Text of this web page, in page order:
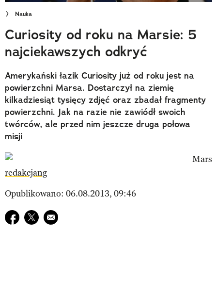
Wielki Konkurs Fotograficzny
Trendbook Podróżniczy
Polecane
Nauka
Curiosity od roku na Marsie: 5
najciekawszych odkryć
Amerykański łazik Curiosity już od roku jest na
powierzchni Marsa. Dostarczył na ziemię
kilkadziesiąt tysięcy zdjęć oraz zbadał fragmenty
powierzchni. Jak na razie nie zawiódł swoich
twórców, ale przed nim jeszcze druga połowa
misji
redakcjang
Opublikowano: 06.08.2013, 09:46
Udostępnij na facebook
Udostępnij na twitter
E-mail do przyjaciela